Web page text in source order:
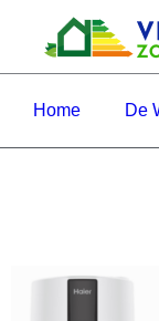
Home De